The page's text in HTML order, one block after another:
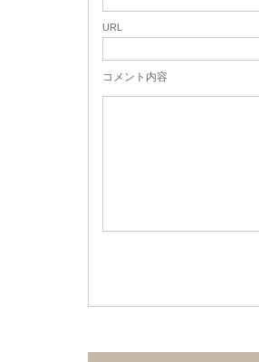
URL
コメント内容